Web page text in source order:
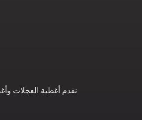
نقدم أغطية العجلات